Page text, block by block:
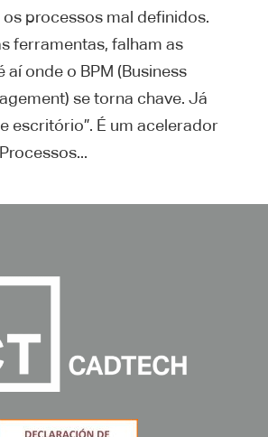
os processos mal definidos.
ferramentas, falham as
aí onde o BPM (Business
se torna chave. Já
escritório”. É um acelerador